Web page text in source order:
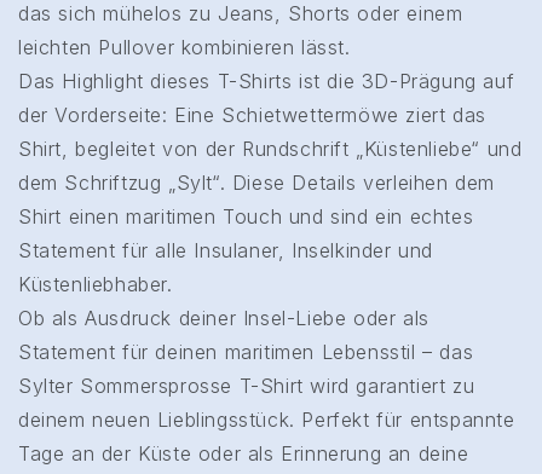
das sich mühelos zu Jeans, Shorts oder einem
leichten Pullover kombinieren lässt.
Das Highlight dieses T-Shirts ist die 3D-Prägung auf
der Vorderseite: Eine Schietwettermöwe ziert das
Shirt, begleitet von der Rundschrift „Küstenliebe“ und
dem Schriftzug „Sylt“. Diese Details verleihen dem
Shirt einen maritimen Touch und sind ein echtes
Statement für alle Insulaner, Inselkinder und
Küstenliebhaber.
Ob als Ausdruck deiner Insel-Liebe oder als
Statement für deinen maritimen Lebensstil – das
Sylter Sommersprosse T-Shirt wird garantiert zu
deinem neuen Lieblingsstück. Perfekt für entspannte
Tage an der Küste oder als Erinnerung an deine